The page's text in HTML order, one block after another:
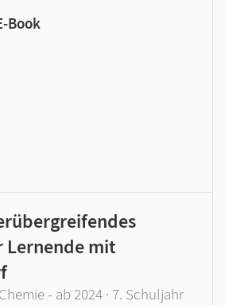
Book
Lernende mit
- ab 2024 · 7. Schuljahr